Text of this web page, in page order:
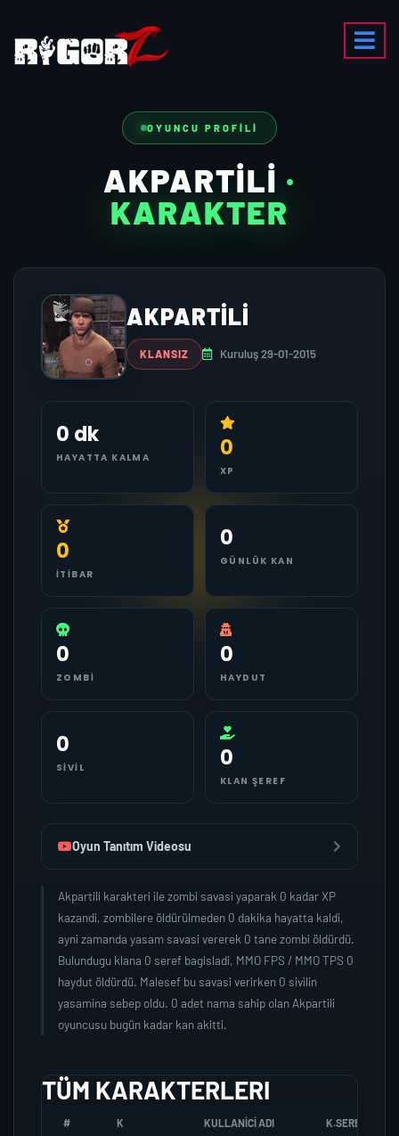
OYUNCU PROFILI
AKPARTILI ·
KARAKTER
AKPARTILI
KLANSIZ Kuruluş 29-01-2015
0 dk
HAYATTA KALMA 0
XP
0
İTIBAR
0
GÜNLÜK KAN
0
ZOMBI
0
HAYDUT
0
SIVIL 0
KLAN ŞEREF
Oyun Tanıtım Videosu
Akpartili karakteri ile zombi savasi yaparak 0 kadar XP
kazandi, zombilere öldürülmeden 0 dakika hayatta kaldi,
ayni zamanda yasam savasi vererek 0 tane zombi öldürdü.
Bulundugu klana 0 seref bagisladi, MMO FPS / MMO TPS 0
haydut öldürdü. Malesef bu savasi verirken 0 sivilin
yasamina sebep oldu. 0 adet nama sahip olan Akpartili
oyuncusu bugün kadar kan akitti.
TÜM KARAKTERLERI
# K KULLANICI ADI K.SEREFI